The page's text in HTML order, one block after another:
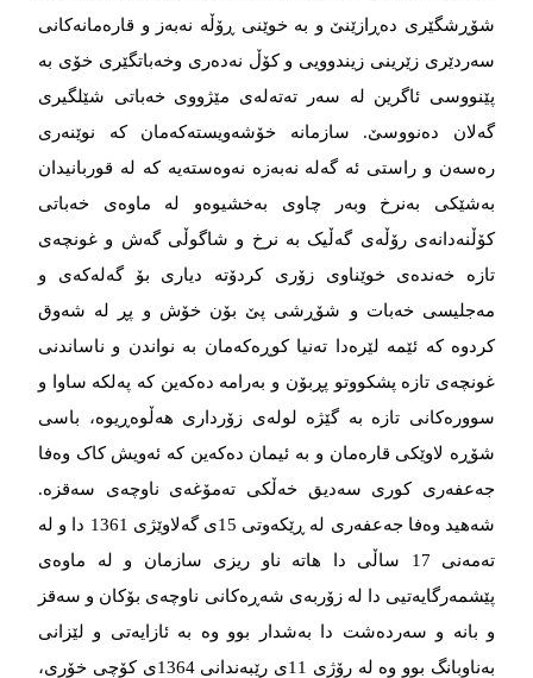
شۆڕشگێری دەڕازێنێ و بە خوێنی ڕۆڵە نەبەز و قارەمانەکانی
سەردێری زێرینی زیندوویی و کۆڵ نەدەری وخەباتگێری خۆی بە
پێنووسی ئاگرین لە سەر تەتەلەی مێژووی خەباتی شێلگیری
گەلان دەنووسێ. سازمانە خۆشەویستەکەمان کە نوێنەری
رەسەن و راستی ئە گەلە نەبەزە نەوەستەیە که‌‌‌ لە قوربانیدان
بەشێکی بەنرخ وبەر چاوی بەخشیوەو له‌‌‌ ماوه‌‌‌ی خه‌‌‌باتی
کۆڵنه‌‌‌دانه‌‌‌ی رۆڵه‌‌‌ی گه‌‌‌ڵیک به‌‌‌ نرخ و شاگوڵی گەش و غونچەی
تازە خەندەی خوێناوی زۆری کردۆتە دیاری بۆ گەلەکەی و
مەجلیسی خەبات و شۆڕشی پێ بۆن خۆش و پڕ لە شەوق
کردوە کە ئێمە لێرەدا تەنیا کوڕەکەمان بە نواندن و ناساندنی
غونچەی تازە پشکووتو پڕبۆن و بەرامە دەکەین کە پەلکە ساوا و
سوورەکانی تازە بە گێژە لولەی زۆرداری هەڵوەڕیوە، باسی
شۆڕە لاوێکی قارەمان و بە ئیمان دەکەین کە ئەویش کاک وەفا
جەعفەری کوری سەدیق خەڵکی ته‌‌‌مۆغه‌‌‌ی ناوچه‌‌‌ی سه‌‌‌قزه‌‌‌.
شەهید وەفا جەعفەری لە ڕێکەوتی 15ی گەلاوێژی 1361 دا و لە
تەمەنی 17 ساڵی دا هاتە ناو ریزی سازمان و لە ماوەی
پێشمەرگایەتیی دا لە زۆربەی شەڕەکانی ناوچەی بۆکان و سەقز
و بانە و سەردەشت دا بەشدار بوو وە بە ئازایەتی و لێزانی
بەناوبانگ بوو وە لە رۆژی 11ی رێبەندانی 1364ی کۆچی خۆری،